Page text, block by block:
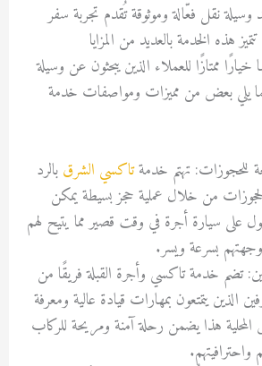
نقل فعّالة وموثوقة تُقدم تجربة سفر
هذه الخدمة بالعديد من المزايا
ممتازًا للعملاء الذين يبحثون عن وسيلة
يلي بعض من مميزات ومواصفات خدمة
للحجوزات: تهتم خدمةتاكسي الشرقبالرد
من خلال عملية حجز بسيطة يمكن
على سيارة أجرة في وقت قصير مما يتيح لهم
وجهتهم بسرعة ويسر.
تضم خدمة تاكسي وأجرة القبلة فريقًا من
الذين يتمتعون بمهارات قيادة عالية ومعرفة
المحلية هذا يضمن رحلة آمنة ومريحة للركاب